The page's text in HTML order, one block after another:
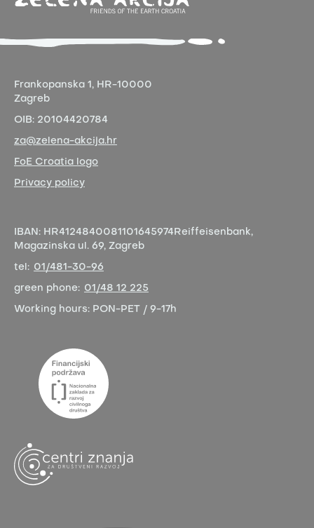
Frankopanska 1, HR-10000
Zagreb
OIB: 20104420784
za@zelena-akcija.hr
FoE Croatia logo
Privacy policy
IBAN: HR4124840081101645974 Reiffeisenbank,
Magazinska ul. 69, Zagreb
tel: 01/481-30-96
green phone: 01/48 12 225
Working hours: PON-PET / 9-17h